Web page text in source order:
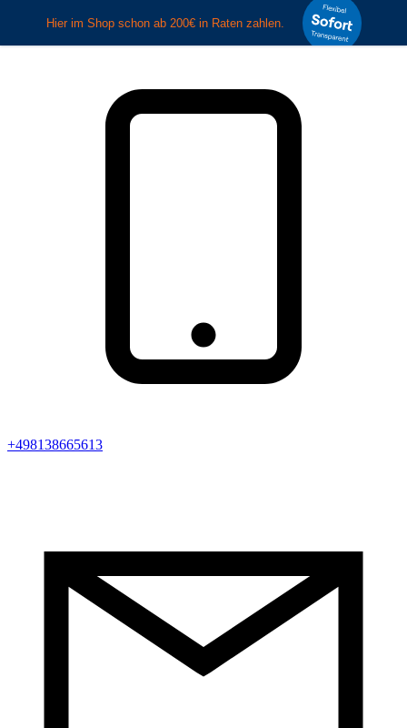
Zum Hauptinhalt springen Zur Suche springen
Zur Hauptnavigation
springen
+498138665613